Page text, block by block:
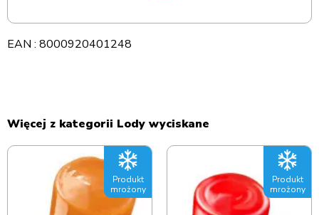
EAN : 8000920401248
Więcej z kategorii Lody wyciskane
Produkt
mrożony
Produkt
mrożony